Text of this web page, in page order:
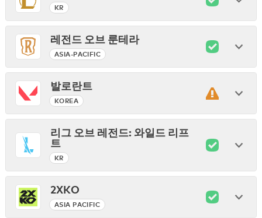
KR
레전드 오브 룬테라
ASIA-PACIFIC
발로란트
KOREA
리그 오브 레전드: 와일드 리프
트
KR
2XKO
ASIA PACIFIC